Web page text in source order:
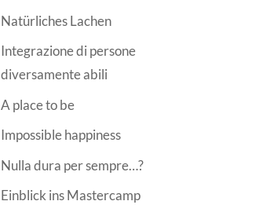
Natürliches Lachen
Integrazione di persone
diversamente abili
A place to be
Impossible happiness
Nulla dura per sempre…?
Einblick ins Mastercamp